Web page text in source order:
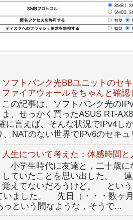
ソフトバンク光BBユニットのセ
ファイアウォールをちゃんと確認
この記事は、ソフトバンク光の
ま、せっかく買ったASUS RT-
に言えば、そんな状況でIPv4し
、NATのない世界でIPv6のセキ
人生について考えた：体感時間
小学生時代に友達と，二十歳に
していたことを思い出した。
覚えてないだろうけど。 という
いました。 先日（・・・数ヶ
っという間なような，そうで...